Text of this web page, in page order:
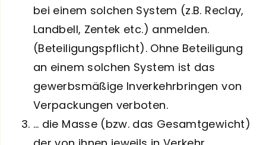
bei einem solchen System (z.B. Reclay,
Landbell, Zentek etc.) anmelden.
(Beteiligungspflicht). Ohne Beteiligung
an einem solchen System ist das
gewerbsmäßige Inverkehrbringen von
Verpackungen verboten.
… die Masse (bzw. das Gesamtgewicht)